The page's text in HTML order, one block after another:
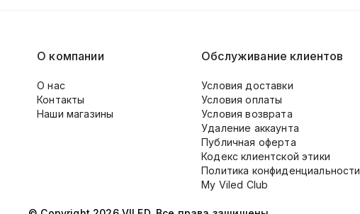
О компании
О нас
Контакты
Наши магазины
Обслуживание клиентов
Условия доставки
Условия оплаты
Условия возврата
Удаление аккаунта
Публичная оферта
Кодекс клиентской этики
Политика конфиденциальности
My Viled Club